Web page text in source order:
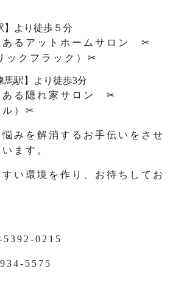
】より徒歩５分
るアットホームサロン ✂
ックフラック）✂
馬駅】より徒歩3分
ある隠れ家サロン ✂
ル）✂
みを解消するお手伝いをさせ
ます。
い環境を作り、お待ちしてお
5392-0215
5575